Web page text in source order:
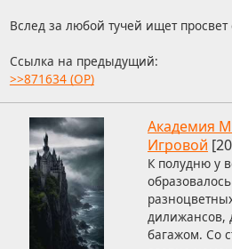
Вслед за любой тучей ищет просвет
Ссылка на предыдущий:
>>871634 (OP)
Академия
Игровой
К полудню у
дилижансов,
багажом. Со